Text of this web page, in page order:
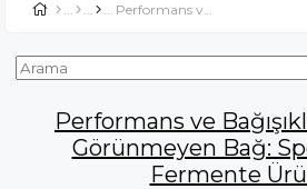
Performans ve Bağışıklık Arasındaki Görünmeyen Bağ: Sporcular İçin Fermente Ürünler
Performans ve
Görünmeyen Bağ:
Fermente